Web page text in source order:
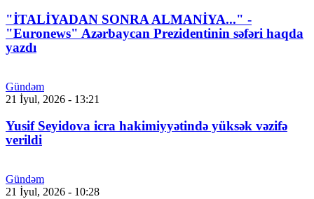
"İTALİYADAN SONRA ALMANİYA..." -
"Euronews" Azərbaycan Prezidentinin səfəri haqda
yazdı
Gündəm
21 İyul, 2026 - 13:21
Yusif Seyidova icra hakimiyyətində yüksək vəzifə
verildi
Gündəm
21 İyul, 2026 - 10:28